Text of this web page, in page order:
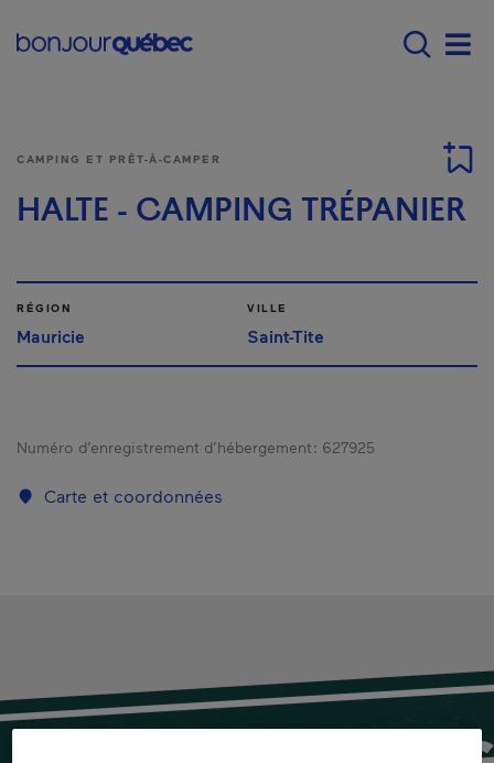
Main navigation -
CAMPING ET PRÊT-À-CAMPER
HALTE - CAMPING TRÉPANIER
RÉGION
Mauricie
VILLE
Saint-Tite
Numéro d’enregistrement d’hébergement : 627925
Carte et coordonnées